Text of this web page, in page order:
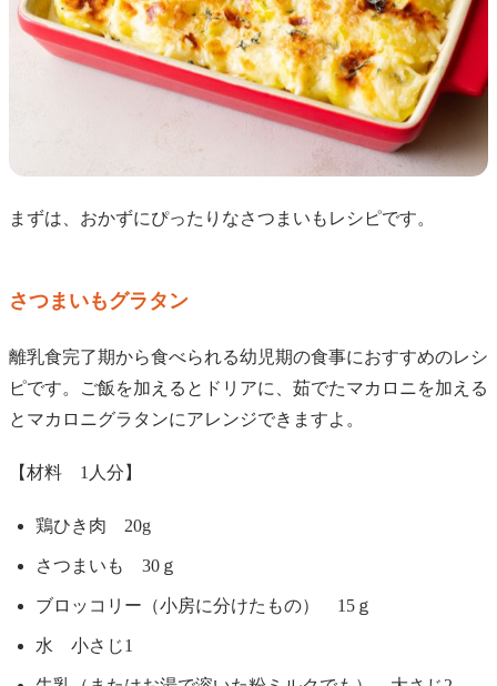
まずは、おかずにぴったりなさつまいもレシピです。
さつまいもグラタン
離乳食完了期から食べられる幼児期の食事におすすめのレシ
ピです。ご飯を加えるとドリアに、茹でたマカロニを加える
とマカロニグラタンにアレンジできますよ。
【材料 1人分】
鶏ひき肉 20g
さつまいも 30ｇ
ブロッコリー（小房に分けたもの） 15ｇ
水 小さじ1